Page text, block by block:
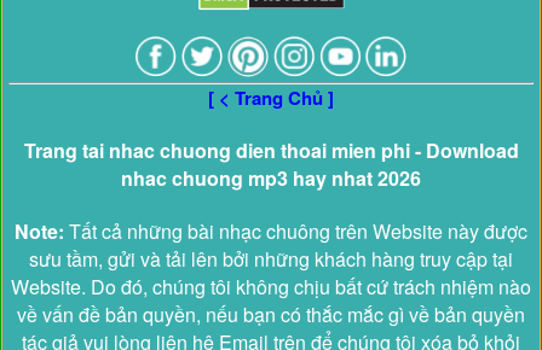
[ < Trang Chủ ]
Trang tai nhac chuong dien thoai mien phi - Download
nhac chuong mp3 hay nhat 2026
Note: Tất cả những bài nhạc chuông trên Website này được
sưu tầm, gửi và tải lên bởi những khách hàng truy cập tại
Website. Do đó, chúng tôi không chịu bất cứ trách nhiệm nào
về vấn đề bản quyền, nếu bạn có thắc mắc gì về bản quyền
tác giả vui lòng liên hệ Email trên để chúng tôi xóa bỏ khỏi